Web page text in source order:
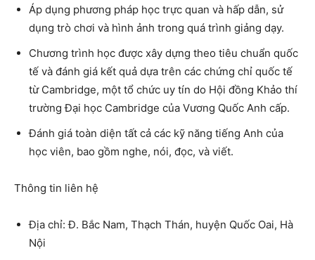
Áp dụng phương pháp học trực quan và hấp dẫn, sử
dụng trò chơi và hình ảnh trong quá trình giảng dạy.
Chương trình học được xây dựng theo tiêu chuẩn quốc
tế và đánh giá kết quả dựa trên các chứng chỉ quốc tế
từ Cambridge, một tổ chức uy tín do Hội đồng Khảo thí
trường Đại học Cambridge của Vương Quốc Anh cấp.
Đánh giá toàn diện tất cả các kỹ năng tiếng Anh của
học viên, bao gồm nghe, nói, đọc, và viết.
Thông tin liên hệ
Địa chỉ: Đ. Bắc Nam, Thạch Thán, huyện Quốc Oai, Hà
Nội